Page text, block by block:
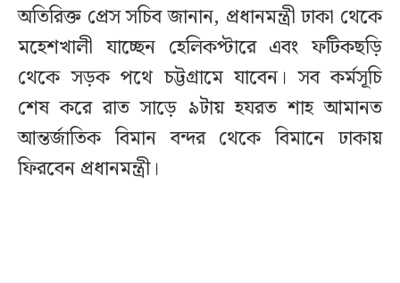
অতিরিক্ত প্রেস সচিব জানান, প্রধানমন্ত্রী ঢাকা থেকে
মহেশখালী যাচ্ছেন হেলিকপ্টারে এবং ফটিকছড়ি
থেকে সড়ক পথে চট্টগ্রামে যাবেন। সব কর্মসূচি
শেষ করে রাত সাড়ে ৯টায় হযরত শাহ আমানত
আন্তর্জাতিক বিমান বন্দর থেকে বিমানে ঢাকায়
ফিরবেন প্রধানমন্ত্রী।